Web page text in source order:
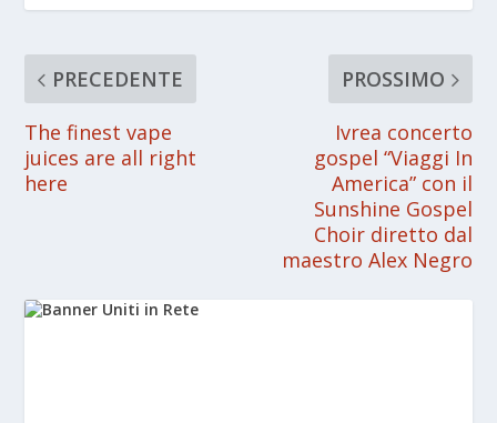
PRECEDENTE
The finest vape
juices are all right
here
PROSSIMO
Ivrea concerto
gospel “Viaggi In
America” con il
Sunshine Gospel
Choir diretto dal
maestro Alex Negro